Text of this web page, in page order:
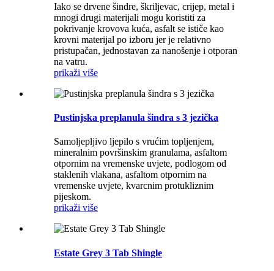
Iako se drvene šindre, škriljevac, crijep, metal i
mnogi drugi materijali mogu koristiti za
pokrivanje krovova kuća, asfalt se ističe kao
krovni materijal po izboru jer je relativno
pristupačan, jednostavan za nanošenje i otporan
na vatru.
prikaži više
Pustinjska preplanula šindra s 3 jezička
Samoljepljivo ljepilo s vrućim topljenjem,
mineralnim površinskim granulama, asfaltom
otpornim na vremenske uvjete, podlogom od
staklenih vlakana, asfaltom otpornim na
vremenske uvjete, kvarcnim protukliznim
pijeskom.
prikaži više
Estate Grey 3 Tab Shingle